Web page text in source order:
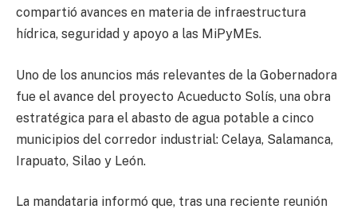
compartió avances en materia de infraestructura
hídrica, seguridad y apoyo a las MiPyMEs.
Uno de los anuncios más relevantes de la Gobernadora
fue el avance del proyecto Acueducto Solís, una obra
estratégica para el abasto de agua potable a cinco
municipios del corredor industrial: Celaya, Salamanca,
Irapuato, Silao y León.
La mandataria informó que, tras una reciente reunión